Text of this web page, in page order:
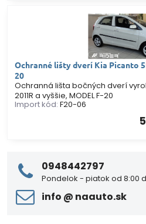
Ochranné lišty dverí Kia Picanto
20
Ochranná lišta bočných dverí
2011R a vyššie, MODEL F-20
Import kód: F20-06
0948442797
Pondelok - piatok od 8:00
info ​@ naauto​.sk